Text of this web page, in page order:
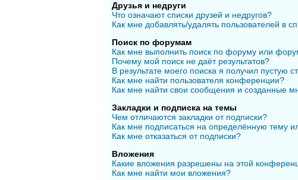
Друзья и недруги
Что означают списки друзей и недругов?
Как мне добавлять/удалять пользователей в
Поиск по форумам
Как мне выполнить поиск по форуму или
Почему мой поиск не даёт результатов?
В результате моего поиска я получил пустую
Как мне найти пользователя конференции?
Как мне найти свои сообщения и созданные
Закладки и подписка на темы
Чем отличаются закладки от подписки?
Как мне подписаться на определённую тему
Как мне отказаться от подписки?
Вложения
Какие вложения разрешены на этой
Как мне найти мои вложения?